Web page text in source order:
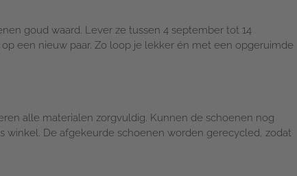
goud waard. Lever ze tussen 4 september tot 14
een nieuw paar. Zo loop je lekker én met een opgeruimde
alle materialen zorgvuldig. Kunnen de schoenen nog
winkel. De afgekeurde schoenen worden gerecycled, zodat